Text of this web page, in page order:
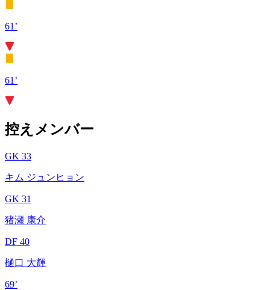
61’
61’
控えメンバー
GK 33
キム ジュンヒョン
GK 31
猪瀬 康介
DF 40
樋口 大輝
69’